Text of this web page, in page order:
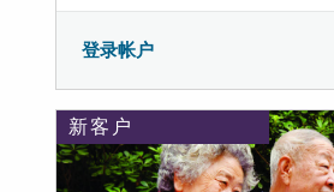
登录帐户
新客户